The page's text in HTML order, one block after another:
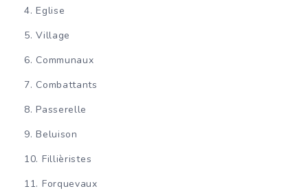
Eglise
Village
Communaux
Combattants
Passerelle
Beluison
Fillièristes
Forquevaux